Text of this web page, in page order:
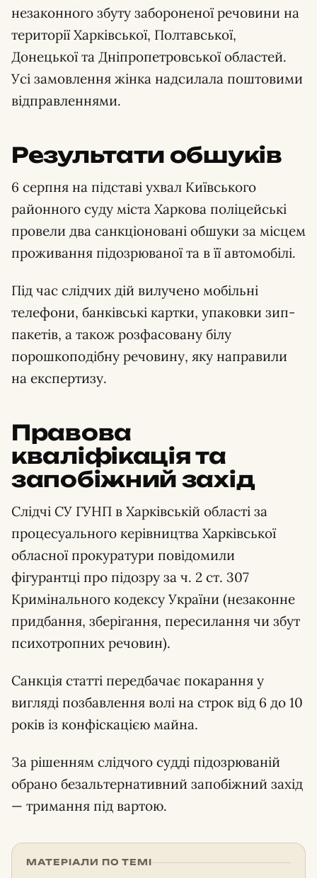
незаконного збуту забороненої речовини на
території Харківської, Полтавської,
Донецької та Дніпропетровської областей.
Усі замовлення жінка надсилала поштовими
відправленнями.
Результати обшуків
6 серпня на підставі ухвал Київського
районного суду міста Харкова поліцейські
провели два санкціоновані обшуки за місцем
проживання підозрюваної та в її автомобілі.
Під час слідчих дій вилучено мобільні
телефони, банківські картки, упаковки зип-
пакетів, а також розфасовану білу
порошкоподібну речовину, яку направили
на експертизу.
Правова
кваліфікація та
запобіжний захід
Слідчі СУ ГУНП в Харківській області за
процесуального керівництва Харківської
обласної прокуратури повідомили
фігурантці про підозру за ч. 2 ст. 307
Кримінального кодексу України (незаконне
придбання, зберігання, пересилання чи збут
психотропних речовин).
Санкція статті передбачає покарання у
вигляді позбавлення волі на строк від 6 до 10
років із конфіскацією майна.
За рішенням слідчого судді підозрюваній
обрано безальтернативний запобіжний захід
— тримання під вартою.
МАТЕРІАЛИ ПО ТЕМІ